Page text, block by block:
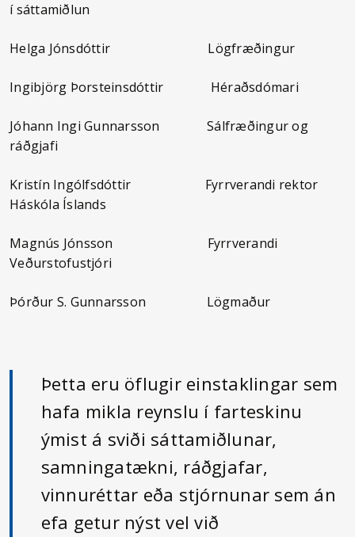
í sáttamiðlun
Helga Jónsdóttir Lögfræðingur
Ingibjörg Þorsteinsdóttir Héraðsdómari
Jóhann Ingi Gunnarsson Sálfræðingur og
ráðgjafi
Kristín Ingólfsdóttir Fyrrverandi rektor
Háskóla Íslands
Magnús Jónsson Fyrrverandi
Veðurstofustjóri
Þórður S. Gunnarsson Lögmaður
Þetta eru öflugir einstaklingar sem
hafa mikla reynslu í farteskinu
ýmist á sviði sáttamiðlunar,
samningatækni, ráðgjafar,
vinnuréttar eða stjórnunar sem án
efa getur nýst vel við